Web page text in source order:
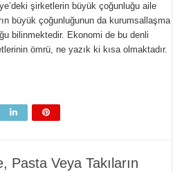
şirketlerin büyük çoğunluğu aile
büyük çoğunluğunun da kurumsallaşma
bilinmektedir. Ekonomi de bu denli
ömrü, ne yazık ki kısa olmaktadır.
Pasta Veya Takıların